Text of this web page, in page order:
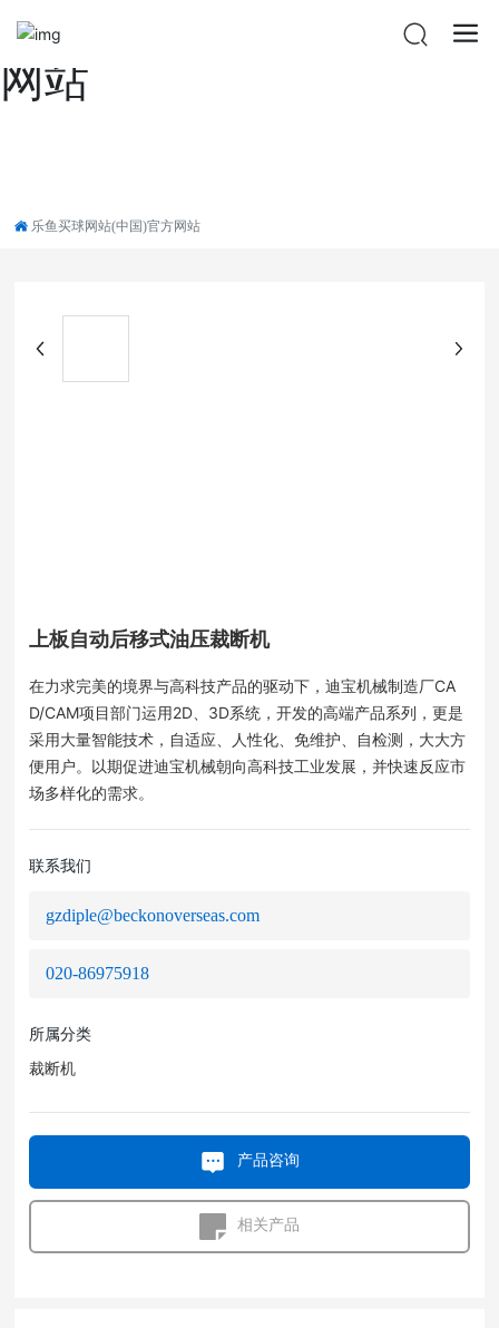
乐鱼买球网站(中国)官方
网站
乐鱼买球网站(中国)官方网站
上板自动后移式油压裁断机
在力求完美的境界与高科技产品的驱动下，迪宝机械制造厂CA
D/CAM项目部门运用2D、3D系统，开发的高端产品系列，更是
采用大量智能技术，自适应、人性化、免维护、自检测，大大方
便用户。以期促进迪宝机械朝向高科技工业发展，并快速反应市
场多样化的需求。
联系我们
gzdiple@beckonoverseas.com
020-86975918
所属分类
裁断机
产品咨询
相关产品